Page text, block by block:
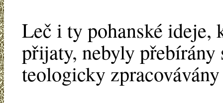
Leč i ty pohanské ideje,
přijaty, nebyly
teologicky